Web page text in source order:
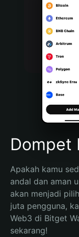
Português (Portugal)
Bahasa Indonesia
Português (Brasil)
Español (Argentina)
Dompet
Apakah kamu
andal dan aman
akan menjadi
juta pengguna,
Web3 di Bitget
sekarang!